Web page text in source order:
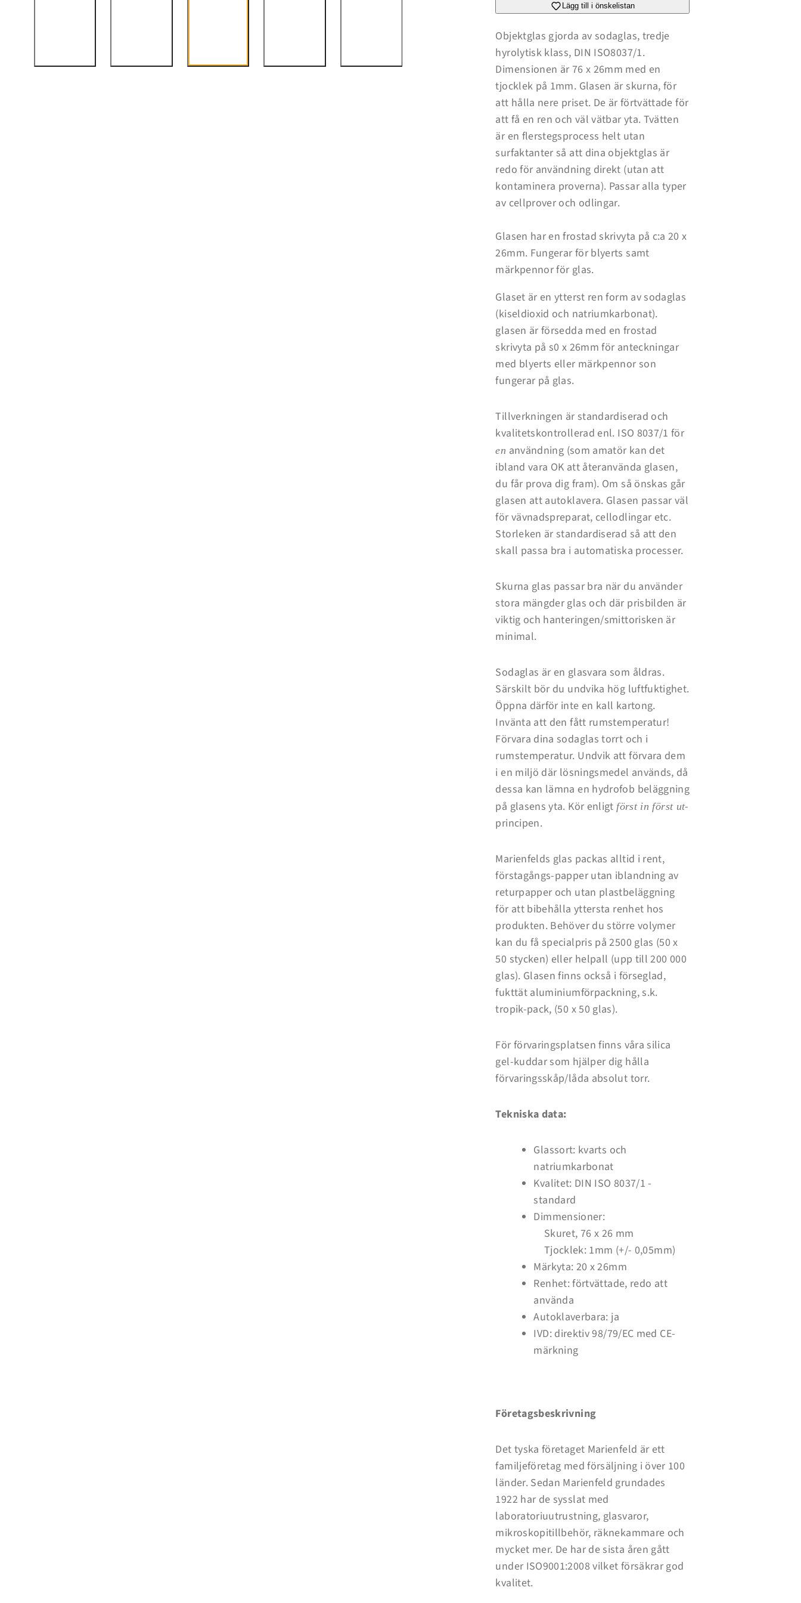
x
mm,
frostad
skrivyta,
DIN
ISO
76
x
mm,
frostad
skrivyta,
DIN
ISO
8037/1
Lägg till i önskelistan
Objektglas gjorda av sodaglas, tredje
hyrolytisk klass, DIN ISO8037/1.
Dimensionen är 76 x 26mm med en
tjocklek på 1mm. Glasen är skurna, för
att hålla nere priset. De är förtvättade för
att få en ren och väl vätbar yta. Tvätten
är en flerstegsprocess helt utan
surfaktanter så att dina objektglas är
redo för användning direkt (utan att
kontaminera proverna). Passar alla typer
av cellprover och odlingar.
Glasen har en frostad skrivyta på c:a 20 x
26mm. Fungerar för blyerts samt
märkpennor för glas.
Glaset är en ytterst ren form av sodaglas
(kiseldioxid och natriumkarbonat).
glasen är försedda med en frostad
skrivyta på s0 x 26mm för anteckningar
med blyerts eller märkpennor son
fungerar på glas.
Tillverkningen är standardiserad och
kvalitetskontrollerad enl. ISO 8037/1 för
en användning (som amatör kan det
ibland vara OK att återanvända glasen,
du får prova dig fram). Om så önskas går
glasen att autoklavera. Glasen passar väl
för vävnadspreparat, cellodlingar etc.
Storleken är standardiserad så att den
skall passa bra i automatiska processer.
Skurna glas passar bra när du använder
stora mängder glas och där prisbilden är
viktig och hanteringen/smittorisken är
minimal.
Sodaglas är en glasvara som åldras.
Särskilt bör du undvika hög luftfuktighet.
Öppna därför inte en kall kartong.
Invänta att den fått rumstemperatur!
Förvara dina sodaglas torrt och i
rumstemperatur. Undvik att förvara dem
i en miljö där lösningsmedel används, då
dessa kan lämna en hydrofob beläggning
på glasens yta. Kör enligtförst in först ut-
principen.
Marienfelds glas packas alltid i rent,
förstagångs-papper utan iblandning av
returpapper och utan plastbeläggning
för att bibehålla yttersta renhet hos
produkten. Behöver du större volymer
kan du få specialpris på 2500 glas (50 x
50 stycken) eller helpall (upp till 200 000
glas). Glasen finns också i förseglad,
fukttät aluminiumförpackning, s.k.
tropik-pack, (50 x 50 glas).
För förvaringsplatsen finns våra silica
gel-kuddar som hjälper dig hålla
förvaringsskåp/låda absolut torr.
Tekniska data:
Glassort: kvarts och
natriumkarbonat
Kvalitet: DIN ISO 8037/1 -
standard
Dimmensioner:
Skuret, 76 x 26 mm
Tjocklek: 1mm (+/- 0,05mm)
Märkyta: 20 x 26mm
Renhet: förtvättade, redo att
använda
Autoklaverbara: ja
IVD: direktiv 98/79/EC med CE-
märkning
Företagsbeskrivning
Det tyska företaget Marienfeld är ett
familjeföretag med försäljning i över 100
länder. Sedan Marienfeld grundades
1922 har de sysslat med
laboratoriuutrustning, glasvaror,
mikroskopitillbehör, räknekammare och
mycket mer. De har de sista åren gått
under ISO9001:2008 vilket försäkrar god
kvalitet.
Logga in på ditt konto för att lägga till produkter i din